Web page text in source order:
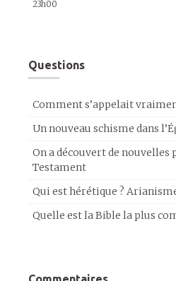
23h00
Questions
Comment s’appelait
Un nouveau schisme dans
On a découvert de nouvelles
Testament
Qui est hérétique ?
Quelle est la Bible la plus